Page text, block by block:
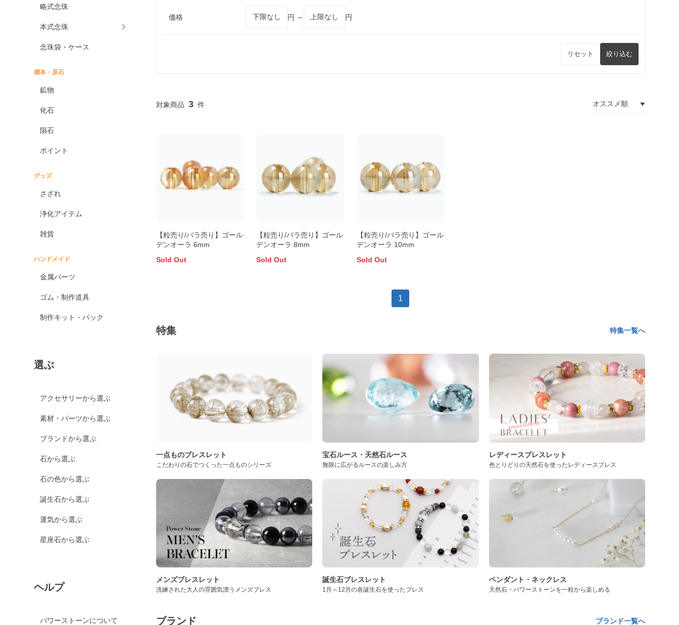
略式念珠
本式念珠
念珠袋・ケース
標本・原石
鉱物
化石
隕石
ポイント
グッズ
さざれ
浄化アイテム
雑貨
ハンドメイド
金属パーツ
ゴム・制作道具
制作キット・パック
選ぶ
アクセサリーから選ぶ
素材・パーツから選ぶ
ブランドから選ぶ
石から選ぶ
石の色から選ぶ
誕生石から選ぶ
運気から選ぶ
星座石から選ぶ
ヘルプ
パワーストーンについて
価格 円 ～ 円
リセット 絞り込む
3
【粒売り/バラ売り】ゴール
デンオーラ 6mm
Sold Out
【粒売り/バラ売り】ゴール
デンオーラ 8mm
Sold Out
【粒売り/バラ売り】ゴール
デンオーラ 10mm
Sold Out
1
特集 特集一覧へ
一点ものブレスレット
こだわりの石でつくった一点ものシリーズ
宝石ルース・天然石ルース
無限に広がるルースの楽しみ方
レディースブレスレット
色とりどりの天然石を使ったレディースブレス
メンズブレスレット
洗練された大人の雰囲気漂うメンズブレス
誕生石ブレスレット
1月～12月の各誕生石を使ったブレス
ペンダント・ネックレス
天然石・パワーストーンを一粒から楽しめる
ブランド ブランド一覧へ